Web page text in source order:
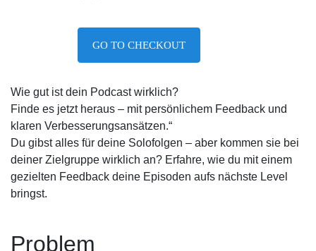
GO TO CHECKOUT
Wie gut ist dein Podcast wirklich?
Finde es jetzt heraus – mit persönlichem Feedback und
klaren Verbesserungsansätzen.“
Du gibst alles für deine Solofolgen – aber kommen sie bei
deiner Zielgruppe wirklich an? Erfahre, wie du mit einem
gezielten Feedback deine Episoden aufs nächste Level
bringst.
Problem